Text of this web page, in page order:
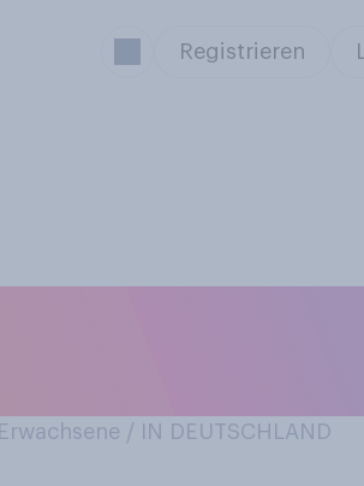
Registrieren
Erwachsene / IN DEUTSCHLAND